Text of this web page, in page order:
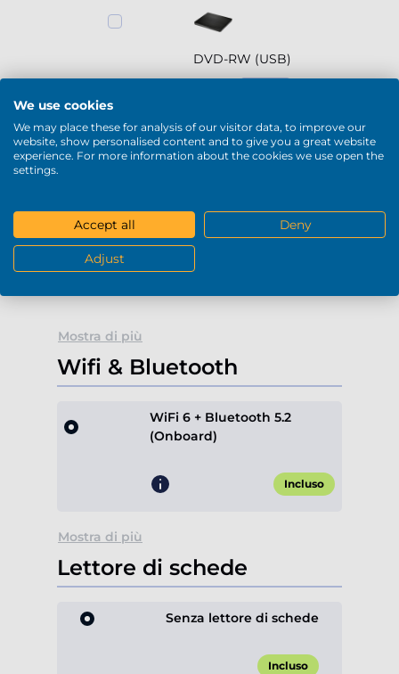
DVD-RW (USB)
+79,90 €*
Blu-Ray / DVD-RW (USB)
Mostra di più
Wifi & Bluetooth
WiFi 6 + Bluetooth 5.2
(Onboard)
Incluso
Mostra di più
Lettore di schede
Senza lettore di schede
Incluso
We use cookies
We may place these for analysis of our visitor data, to improve our
website, show personalised content and to give you a great website
experience. For more information about the cookies we use open the
settings.
Accept all Deny
Adjust